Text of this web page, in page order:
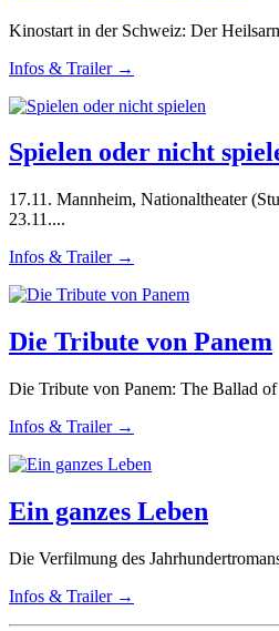
Kinostart in der Schweiz: Der
Infos & Trailer →
Spielen oder nicht
17.11. Mannheim, Nationaltheater
23.11....
Infos & Trailer →
Die Tribute von Panem
Die Tribute von Panem: The Ballad
Infos & Trailer →
Ein ganzes Leben
Die Verfilmung des
Infos & Trailer →